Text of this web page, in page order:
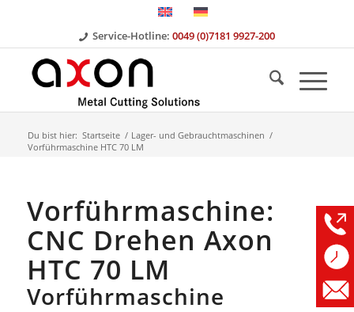
Service-Hotline:0049 (0)7181 9927-200
Du bist hier: Startseite / Lager- und Gebrauchtmaschinen /
Vorführmaschine HTC 70 LM
Vorführmaschine:
CNC Drehen Axon
HTC 70 LM
Vorführmaschine